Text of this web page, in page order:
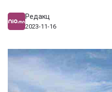
Редакц
2023-11-16